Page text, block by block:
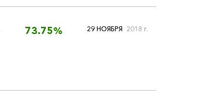
73.75% 29 НОЯБРЯ 2018 г.